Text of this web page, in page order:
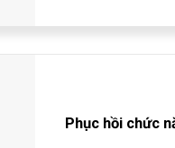
Phục hồi chức